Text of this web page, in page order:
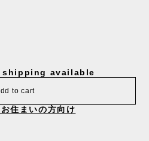
available
to cart
住まいの方向け